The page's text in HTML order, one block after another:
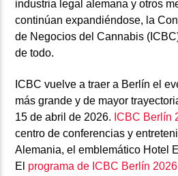
industria legal alemana y otros
continúan expandiéndose, la
de Negocios del Cannabis
de todo.
ICBC vuelve a traer a Berlín el
más grande y de mayor
15 de abril de 2026. ICBC Berlín
centro de conferencias y
Alemania, el emblemático Hotel
El programa de ICBC Berlín 2026